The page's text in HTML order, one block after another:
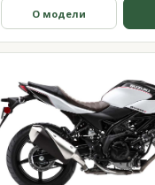
О модели